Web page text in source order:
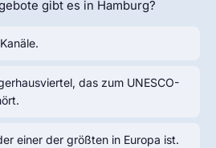
gibt es in Hamburg?
das zum UNESCO-
einer der größten in Europa ist.